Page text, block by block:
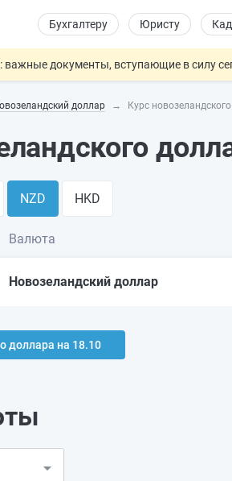
Бухгалтеру Юристу
важные документы, вступающие в силу
работу беременных пропишут в ТК РФ
единые критерии трудовых и
доллар Курс
NZD HKD
Валюта
Новозеландский доллар
доллара на 18.10